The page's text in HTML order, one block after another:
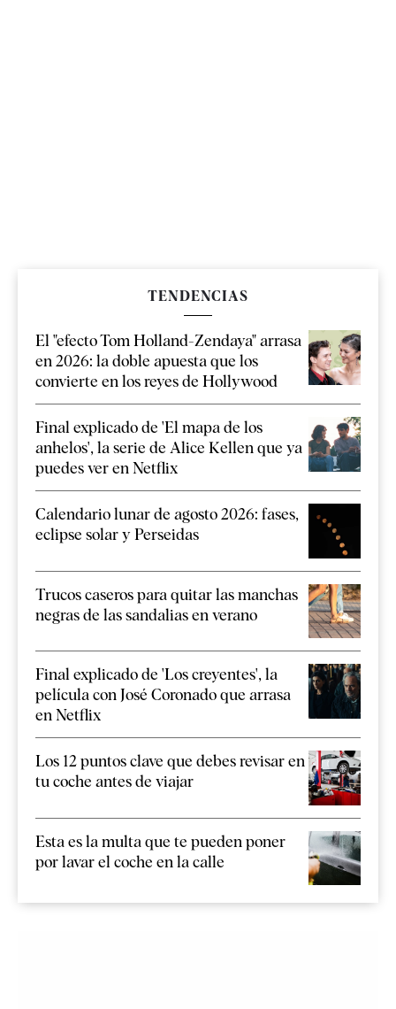
TENDENCIAS
El "efecto Tom Holland-Zendaya" arrasa
en 2026: la doble apuesta que los
convierte en los reyes de Hollywood
Final explicado de 'El mapa de los
anhelos', la serie de Alice Kellen que ya
puedes ver en Netflix
Calendario lunar de agosto 2026: fases,
eclipse solar y Perseidas
Trucos caseros para quitar las manchas
negras de las sandalias en verano
Final explicado de 'Los creyentes', la
película con José Coronado que arrasa
en Netflix
Los 12 puntos clave que debes revisar en
tu coche antes de viajar
Esta es la multa que te pueden poner
por lavar el coche en la calle